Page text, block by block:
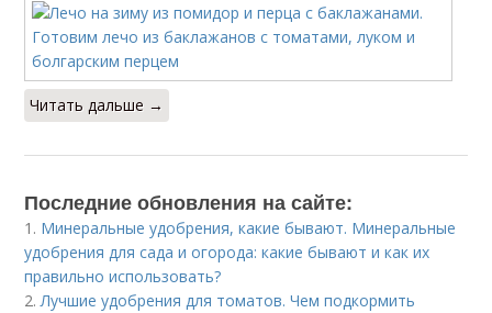
Читать дальше →
Последние обновления на сайте:
1. Минеральные удобрения, какие бывают. Минеральные
удобрения для сада и огорода: какие бывают и как их
правильно использовать?
2.Лучшие удобрения для томатов. Чем подкормить